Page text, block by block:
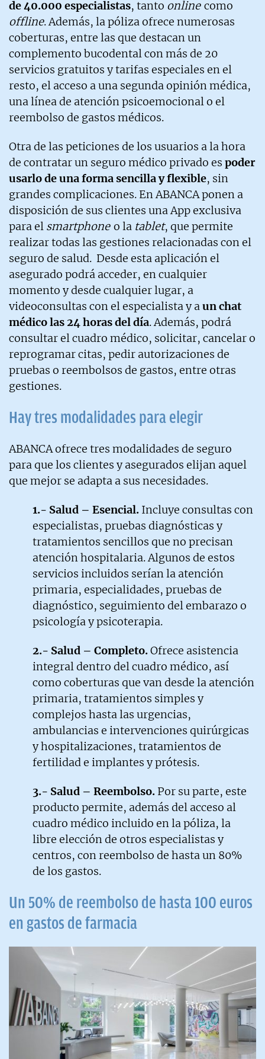
de 40.000 especialistas, tanto online como
offline. Además, la póliza ofrece numerosas
coberturas, entre las que destacan un
complemento bucodental con más de 20
servicios gratuitos y tarifas especiales en el
resto, el acceso a una segunda opinión médica,
una línea de atención psicoemocional o el
reembolso de gastos médicos.
Otra de las peticiones de los usuarios a la hora
de contratar un seguro médico privado es poder
usarlo de una forma sencilla y flexible, sin
grandes complicaciones. En ABANCA ponen a
disposición de sus clientes una App exclusiva
para el smartphone o la tablet, que permite
realizar todas las gestiones relacionadas con el
seguro de salud. Desde esta aplicación el
asegurado podrá acceder, en cualquier
momento y desde cualquier lugar, a
videoconsultas con el especialista y aun chat
médico las 24 horas del día. Además, podrá
consultar el cuadro médico, solicitar, cancelar o
reprogramar citas, pedir autorizaciones de
pruebas o reembolsos de gastos, entre otras
gestiones.
Hay tres modalidades para elegir
ABANCA ofrece tres modalidades de seguro
para que los clientes y asegurados elijan aquel
que mejor se adapta a sus necesidades.
1.- Salud – Esencial. Incluye consultas con
especialistas, pruebas diagnósticas y
tratamientos sencillos que no precisan
atención hospitalaria. Algunos de estos
servicios incluidos serían la atención
primaria, especialidades, pruebas de
diagnóstico, seguimiento del embarazo o
psicología y psicoterapia.
2.- Salud – Completo.Ofrece asistencia
integral dentro del cuadro médico, así
como coberturas que van desde la atención
primaria, tratamientos simples y
complejos hasta las urgencias,
ambulancias e intervenciones quirúrgicas
y hospitalizaciones, tratamientos de
fertilidad e implantes y prótesis.
3.- Salud – Reembolso. Por su parte, este
producto permite, además del acceso al
cuadro médico incluido en la póliza, la
libre elección de otros especialistas y
centros, con reembolso de hasta un 80%
de los gastos.
Un 50% de reembolso de hasta 100 euros
en gastos de farmacia